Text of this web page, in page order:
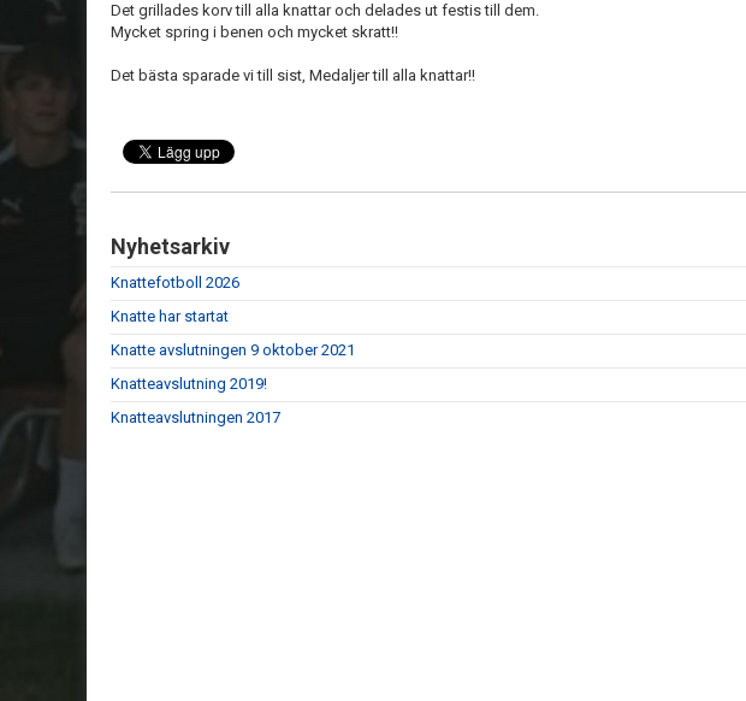
Det grillades korv till alla knattar och delades ut festis till dem.
Mycket spring i benen och mycket skratt!!
Det bästa sparade vi till sist, Medaljer till alla knattar!!
Nyhetsarkiv
Knattefotboll 2026
Knatte har startat
Knatte avslutningen 9 oktober 2021
Knatteavslutning 2019!
Knatteavslutningen 2017